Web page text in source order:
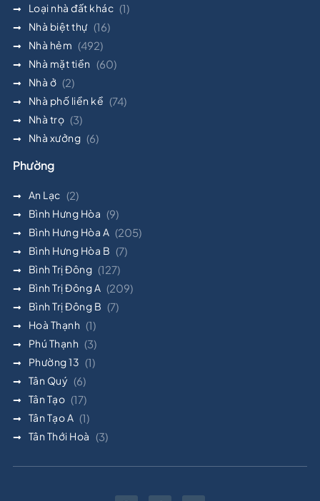
Loại nhà đất khác (1)
Nhà biệt thự (16)
Nhà hẻm (492)
Nhà mặt tiền (60)
Nhà ở (2)
Nhà phố liền kề (74)
Nhà trọ (3)
Nhà xưởng (6)
Phường
An Lạc (2)
Bình Hưng Hòa (9)
Bình Hưng Hòa A (205)
Bình Hưng Hòa B (7)
Bình Trị Đông (127)
Bình Trị Đông A (209)
Bình Trị Đông B (7)
Hoà Thạnh (1)
Phú Thạnh (3)
Phường 13 (1)
Tân Quý (6)
Tân Tạo (17)
Tân Tạo A (1)
Tân Thới Hoà (3)